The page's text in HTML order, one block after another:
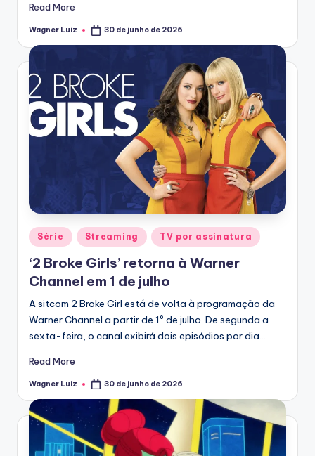
Read More
Posted
Wagner Luiz 30 de junho de 2026
Posted
in
Série Streaming TV por assinatura
‘2 Broke Girls’ retorna à Warner
Channel em 1 de julho
A sitcom 2 Broke Girl está de volta à programação da
Warner Channel a partir de 1º de julho. De segunda a
sexta-feira, o canal exibirá dois episódios por dia…
Read More
Posted
Wagner Luiz 30 de junho de 2026